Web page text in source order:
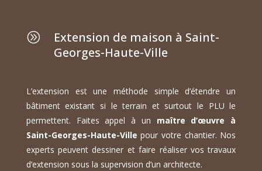
A
Extension de maison à Saint-
Georges-Haute-Ville
L’extension est une méthode simple d’étendre un
bâtiment existant si le terrain et surtout le PLU le
permettent. Faites appel à un maître d’œuvre à
Saint-Georges-Haute-Ville pour votre chantier. Nos
experts peuvent dessiner et faire réaliser vos travaux
d’extension sous la supervision d’un architecte.